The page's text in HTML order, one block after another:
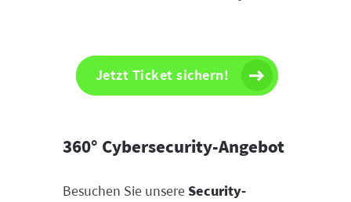
Jetzt Ticket sichern!
360° Cybersecurity-Angebot
Besuchen Sie unsere Security-